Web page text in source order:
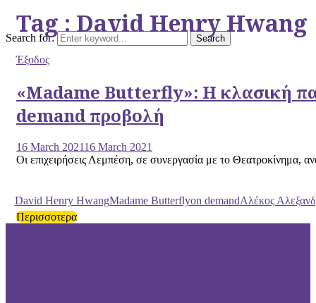
Search for: Search
Tag : David Henry Hwang
Έξοδος
«Madame Butterfly»: Η κλασική
demand προβολή
16 March 202116 March 2021
Οι επιχειρήσεις Λεμπέση, σε συνεργασία με το Θεατροκίνημα,
David Henry HwangMadame Butterflyon demandΑλέκος
Περισσοτερα